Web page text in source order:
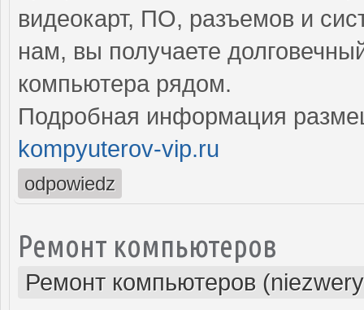
видеокарт, ПО, разъемов и
нам, вы получаете
компьютера рядом.
Подробная информация
kompyuterov-vip.ru
odpowiedz
Ремонт компьютеров
Ремонт компьютеров